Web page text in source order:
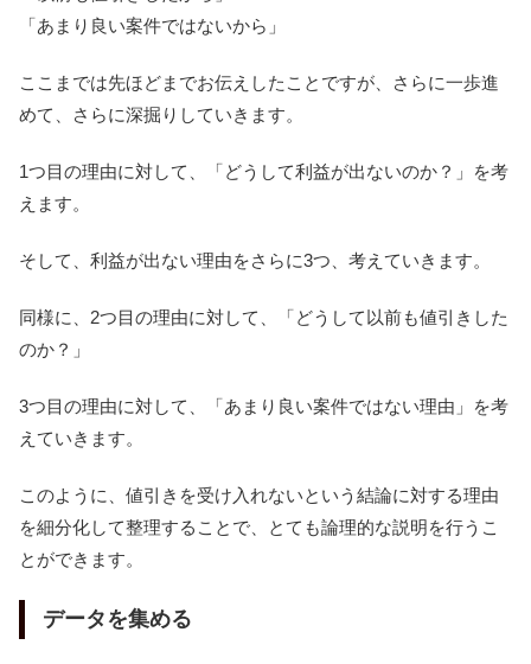
「あまり良い案件ではないから」
ここまでは先ほどまでお伝えしたことですが、さらに一歩進
めて、さらに深掘りしていきます。
1つ目の理由に対して、「どうして利益が出ないのか？」を考
えます。
そして、利益が出ない理由をさらに3つ、考えていきます。
同様に、2つ目の理由に対して、「どうして以前も値引きした
のか？」
3つ目の理由に対して、「あまり良い案件ではない理由」を考
えていきます。
このように、値引きを受け入れないという結論に対する理由
を細分化して整理することで、とても論理的な説明を行うこ
とができます。
データを集める